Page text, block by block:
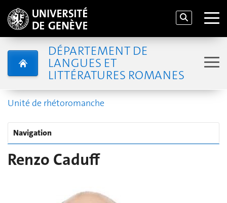
DÉPARTEMENT DE
LANGUES ET
LITTÉRATURES ROMANES
Unité de rhétoromanche
Navigation
Renzo Caduff